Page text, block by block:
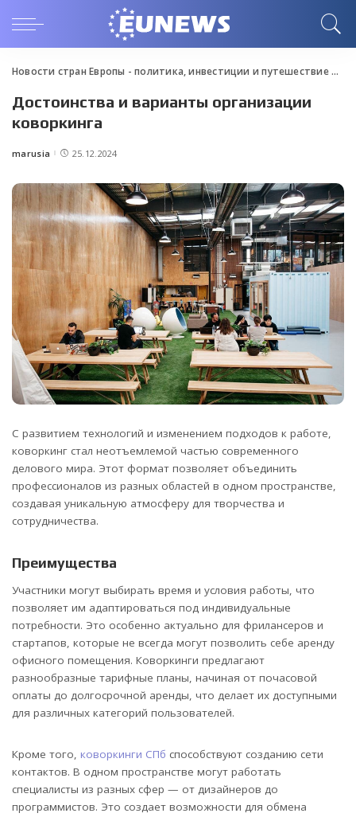
Новости стран Европы - политика, инвестиции и путешествие>
Достоинства и варианты организации
коворкинга
Posted
marusia 25.12.2024
С развитием технологий и изменением подходов к работе,
коворкинг стал неотъемлемой частью современного
делового мира. Этот формат позволяет объединить
профессионалов из разных областей в одном пространстве,
создавая уникальную атмосферу для творчества и
сотрудничества.
Преимущества
Участники могут выбирать время и условия работы, что
позволяет им адаптироваться под индивидуальные
потребности. Это особенно актуально для фрилансеров и
стартапов, которые не всегда могут позволить себе аренду
офисного помещения. Коворкинги предлагают
разнообразные тарифные планы, начиная от почасовой
оплаты до долгосрочной аренды, что делает их доступными
для различных категорий пользователей.
Кроме того, коворкинги СПб способствуют созданию сети
контактов. В одном пространстве могут работать
специалисты из разных сфер — от дизайнеров до
программистов. Это создает возможности для обмена